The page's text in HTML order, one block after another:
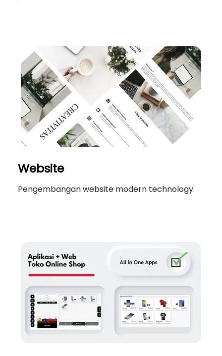
Website
Pengembangan website modern technology.